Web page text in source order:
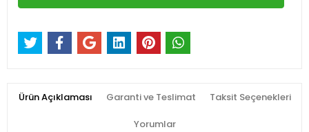
Ürün Açıklaması Garanti ve Teslimat Taksit Seçenekleri
Yorumlar